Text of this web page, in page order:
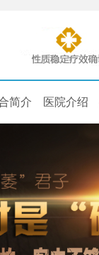
简介 医院介绍